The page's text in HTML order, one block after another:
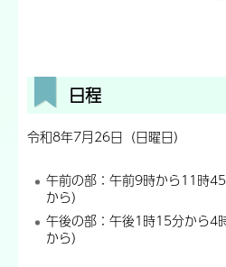
日程
令和8年7月26日（日曜日）
午前の部：午前9時から11時
から）
午後の部：午後1時15分から4
から）